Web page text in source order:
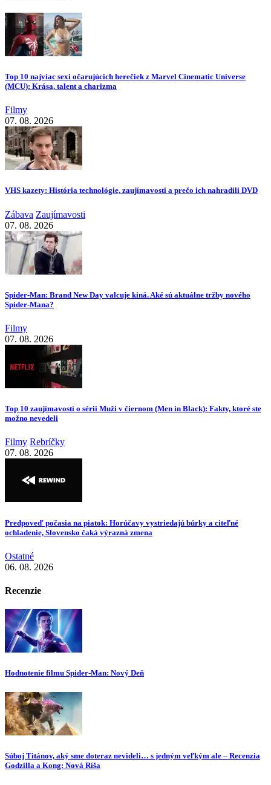
Top 10 najviac sexi očarujúcich herečiek z Marvel Cinematic Universe
(MCU): Krása, talent a charizma
Filmy
07. 08. 2026
VHS kazety: História technológie, zaujímavosti a prečo ich nahradili DVD
Zábava Zaujímavosti
07. 08. 2026
Spider-Man: Brand New Day valcuje kiná. Aké sú aktuálne tržby nového
Spider-Mana?
Filmy
07. 08. 2026
Top 10 zaujímavostí o sérii Muži v čiernom (Men in Black): Fakty, ktoré ste
možno nevedeli
Filmy Rebríčky
07. 08. 2026
Predpoveď počasia na piatok: Horúčavy vystriedajú búrky a citeľné
ochladenie, Slovensko čaká výrazná zmena
Ostatné
06. 08. 2026
Recenzie
Hodnotenie filmu Spider-Man: Nový Deň
Súboj Titánov, aký sme doteraz nevideli… s jedným veľkým ale – Recenzia
Godzilla a Kong: Nová Ríša